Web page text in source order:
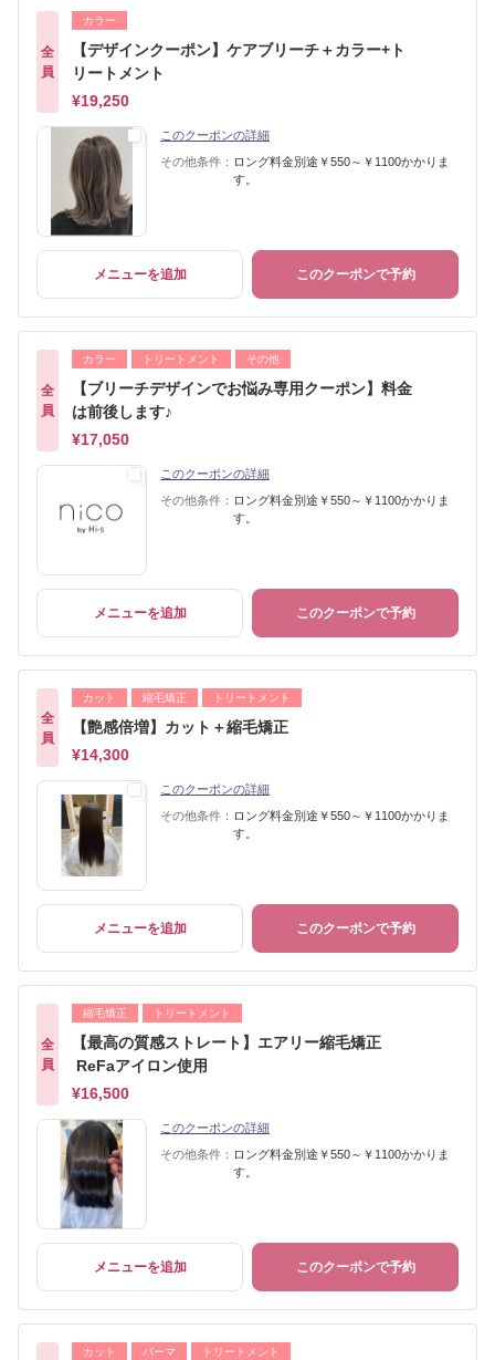
全
員
カラー
【デザインクーポン】ケアブリーチ＋カラー+ト
リートメント
¥19,250
このクーポンの詳細
その他条件： ロング料金別途￥550～￥1100かかりま
す。
メニューを追加 このクーポンで予約
全
員
カラー トリートメント その他
【ブリーチデザインでお悩み専用クーポン】料金
は前後します♪
¥17,050
このクーポンの詳細
その他条件： ロング料金別途￥550～￥1100かかりま
す。
メニューを追加 このクーポンで予約
全
員
カット 縮毛矯正 トリートメント
【艶感倍増】カット＋縮毛矯正
¥14,300
このクーポンの詳細
その他条件： ロング料金別途￥550～￥1100かかりま
す。
メニューを追加 このクーポンで予約
全
員
縮毛矯正 トリートメント
【最高の質感ストレート】エアリー縮毛矯正
ReFaアイロン使用
¥16,500
このクーポンの詳細
その他条件： ロング料金別途￥550～￥1100かかりま
す。
メニューを追加 このクーポンで予約
カット パーマ トリートメント